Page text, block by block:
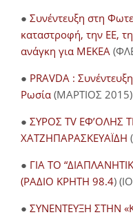
● Συνέντευξη στη
καταστροφή, την ΕΕ,
ανάγκη για ΜΕΚΕΑ
● PRAVDA :
Ρωσία (ΜΑΡΤΙΟΣ 2015)
● ΣΥΡΟΣ TV ΕΦ’ΟΛΗΣ
ΧΑΤΖΗΠΑΡΑΣΚΕΥΑΪΔΗ
● ΓΙΑ ΤΟ
(ΡΑΔΙΟ ΚΡΗΤΗ 98.4)
● ΣΥΝΕΝΤΕΥΞΗ ΣΤΗΝ